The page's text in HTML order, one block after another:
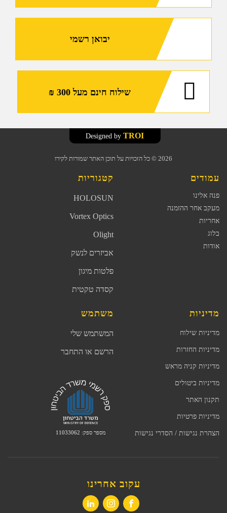
Turbe
יבואן רשמי
שילוח חינם מעל 300 ₪
2026 © כל הזכויות על תוכן האתר שמורות לקירו
TROI
עמודים
פנה אלינו
מעקב אחר ההזמנה
אחריות
בלוג
אודות
קטגוריות
HOLOSUN
Vortex Optics
Olight
אביזרים לנשק
פלטות מיגון
קסדה טקטית
מדיניות
מדיניות שילוח
מדיניות החזרות
מדיניות קניה מראש
מדיניות ביטולים
תקנון האתר
מדיניות פרטיות
הצהרת נגישות / הסדרי נגישות
משתמש
המשתמש שלי
הרשם או התחבר
מספר ספק: 11033062
עקוב אחרינו